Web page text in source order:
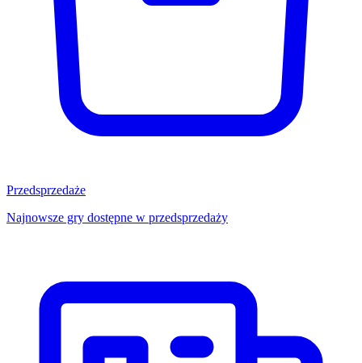
Przedsprzedaże
Najnowsze gry dostępne w przedsprzedaży